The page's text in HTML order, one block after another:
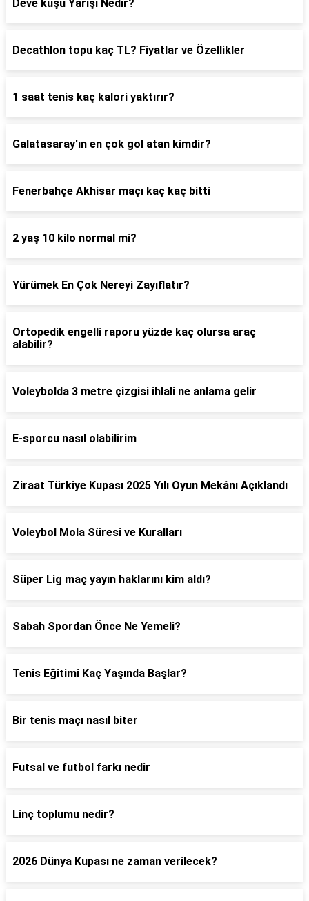
Deve kuşu Yarışı Nedir?
Decathlon topu kaç TL? Fiyatlar ve Özellikler
1 saat tenis kaç kalori yaktırır?
Galatasaray'ın en çok gol atan kimdir?
Fenerbahçe Akhisar maçı kaç kaç bitti
2 yaş 10 kilo normal mi?
Yürümek En Çok Nereyi Zayıflatır?
Ortopedik engelli raporu yüzde kaç olursa araç
alabilir?
Voleybolda 3 metre çizgisi ihlali ne anlama gelir
E-sporcu nasıl olabilirim
Ziraat Türkiye Kupası 2025 Yılı Oyun Mekânı Açıklandı
Voleybol Mola Süresi ve Kuralları
Süper Lig maç yayın haklarını kim aldı?
Sabah Spordan Önce Ne Yemeli?
Tenis Eğitimi Kaç Yaşında Başlar?
Bir tenis maçı nasıl biter
Futsal ve futbol farkı nedir
Linç toplumu nedir?
2026 Dünya Kupası ne zaman verilecek?